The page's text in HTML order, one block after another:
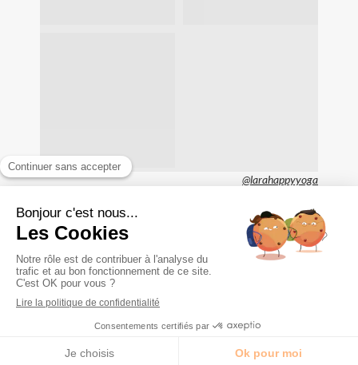
@larahappyyoga
Mentions légales
Plan du site
Création et référencement du site par Simplébo